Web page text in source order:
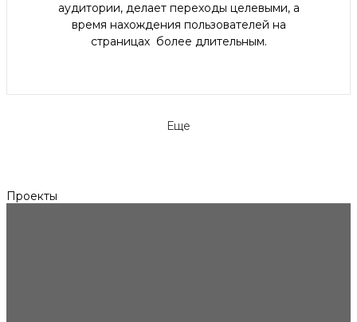
аудитории, делает переходы целевыми, а
время нахождения пользователей на
страницах более длительным.
Еще
Проекты